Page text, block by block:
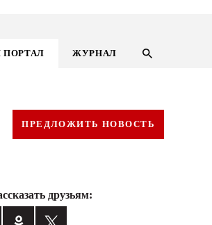
ПОРТАЛ ЖУРНАЛ
ПРЕДЛОЖИТЬ НОВОСТЬ
друзьям: